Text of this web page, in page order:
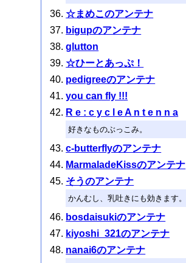
☆まめこのアンテナ
bigupのアンテナ
glutton
☆ひーとあっぷ！
pedigreeのアンテナ
you can fly !!!
R e : c y c l e A n t e n n a
好きなものぶっこみ。
c-butterflyのアンテナ
MarmaladeKissのアンテナ
そうのアンテナ
かんむし、乳吐きにも効きます。
bosdaisukiのアンテナ
kiyoshi_321のアンテナ
nanai6のアンテナ